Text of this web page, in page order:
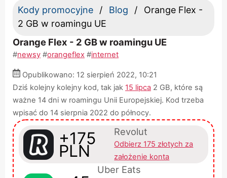
Kody promocyjne Blog
Orange Flex -
2 GB w roamingu UE
Orange Flex - 2 GB w roamingu UE
#newsy #orangeflex #internet
Opublikowano: 12 sierpień 2022, 10:21
Dziś kolejny kolejny kod, tak jak 15 lipca 2 GB, które są
ważne 14 dni w roamingu Unii Europejskiej. Kod trzeba
wpisać do 14 sierpnia 2022 do północy.
+175
PLN
Revolut
Odbierz 175 złotych za
założenie konta
Uber Eats